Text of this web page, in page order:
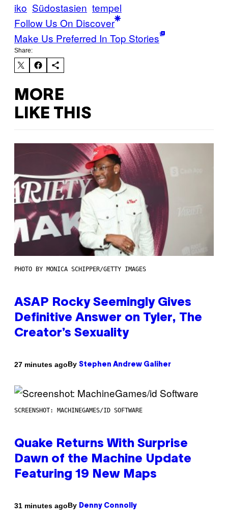
iko Südostasien tempel
Follow Us On Discover
Make Us Preferred In Top Stories
Share:
MORE
LIKE THIS
PHOTO BY MONICA SCHIPPER/GETTY IMAGES
ASAP Rocky Seemingly Gives
Definitive Answer on Tyler, The
Creator’s Sexuality
27 minutes agoBy Stephen Andrew Galiher
SCREENSHOT: MACHINEGAMES/ID SOFTWARE
Quake Returns With Surprise
Dawn of the Machine Update
Featuring 19 New Maps
31 minutes agoBy Denny Connolly